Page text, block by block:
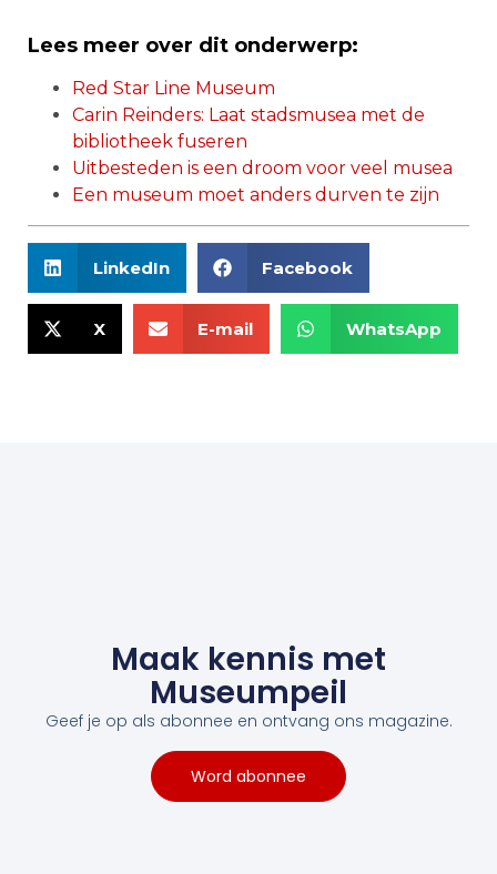
Lees meer over dit onderwerp:
Red Star Line Museum
Carin Reinders: Laat stadsmusea met de
bibliotheek fuseren
Uitbesteden is een droom voor veel musea
Een museum moet anders durven te zijn
LinkedIn Facebook
X E-mail WhatsApp
Maak kennis met
Museumpeil
Geef je op als abonnee en ontvang ons magazine.
Word abonnee